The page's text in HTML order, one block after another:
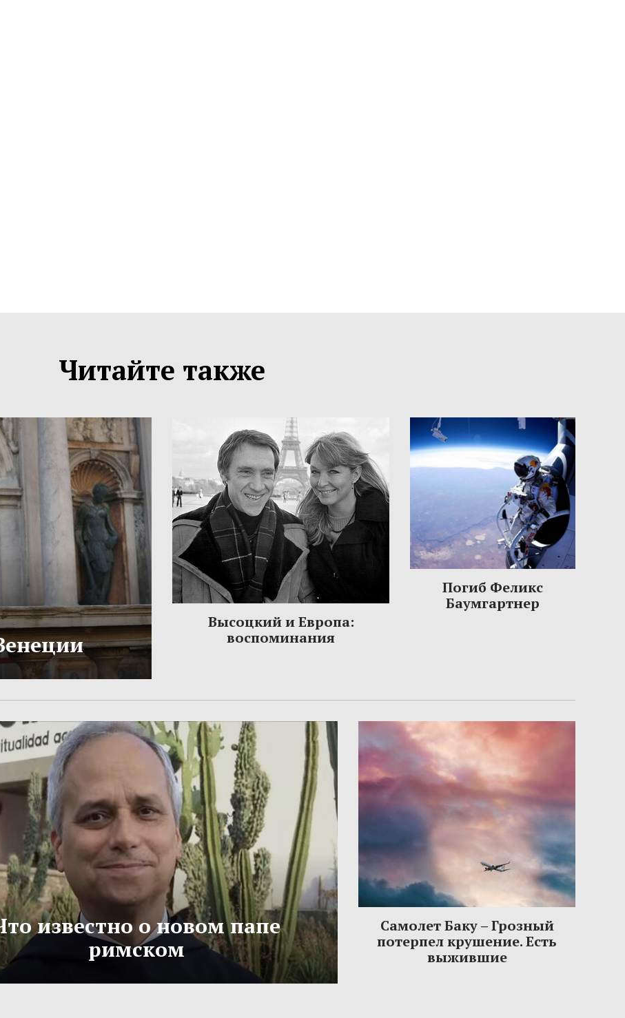
Читайте также
Высоцкий и Европа:
воспоминания
Погиб Феликс
Баумгартнер
известно о новом папе
римском
Самолет Баку – Грозный
потерпел крушение. Есть
выжившие